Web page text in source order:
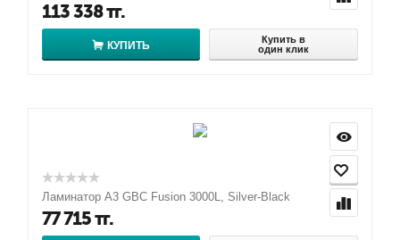
113 338тг.
КУПИТЬ
Купить в
один клик
Ламинатор A3 GBC Fusion 3000L, Silver-Black
77 715тг.